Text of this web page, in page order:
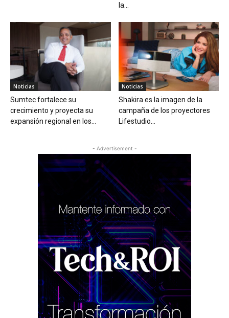
la...
Noticias
Sumtec fortalece su
crecimiento y proyecta su
expansión regional en los...
Noticias
Shakira es la imagen de la
campaña de los proyectores
Lifestudio...
- Advertisement -